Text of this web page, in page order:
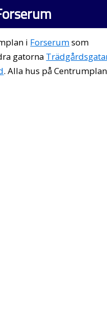
i Forserumsom
gatorna
. Alla hus på Centrumplan